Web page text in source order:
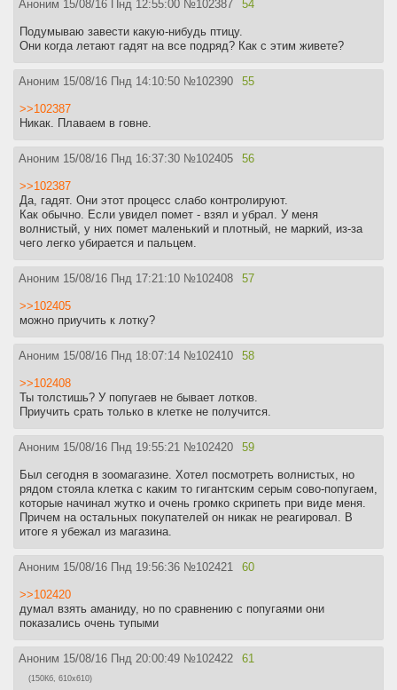
Аноним 15/08/16 Пнд 12:55:00 №102387 54
Подумываю завести какую-нибудь птицу.
Они когда летают гадят на все подряд? Как с этим живете?
Аноним 15/08/16 Пнд 14:10:50 №102390 55
>>102387
Никак. Плаваем в говне.
Аноним 15/08/16 Пнд 16:37:30 №102405 56
>>102387
Да, гадят. Они этот процесс слабо контролируют.
Как обычно. Если увидел помет - взял и убрал. У меня
волнистый, у них помет маленький и плотный, не маркий, из-за
чего легко убирается и пальцем.
Аноним 15/08/16 Пнд 17:21:10 №102408 57
>>102405
можно приучить к лотку?
Аноним 15/08/16 Пнд 18:07:14 №102410 58
>>102408
Ты толстишь? У попугаев не бывает лотков.
Приучить срать только в клетке не получится.
Аноним 15/08/16 Пнд 19:55:21 №102420 59
Был сегодня в зоомагазине. Хотел посмотреть волнистых, но
рядом стояла клетка с каким то гигантским серым сово-попугаем,
которые начинал жутко и очень громко скрипеть при виде меня.
Причем на остальных покупателей он никак не реагировал. В
итоге я убежал из магазина.
Аноним 15/08/16 Пнд 19:56:36 №102421 60
>>102420
думал взять аманиду, но по сравнению с попугаями они
показались очень тупыми
Аноним 15/08/16 Пнд 20:00:49 №102422 61
(150Кб, 610x610)